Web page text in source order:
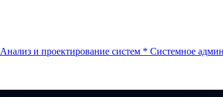
Анализ и проектирование систем * Системное